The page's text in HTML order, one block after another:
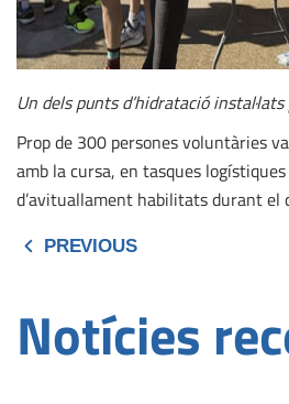
Un dels punts d’hidratació
Prop de 300 persones voluntàries
amb la cursa, en tasques
d’avituallament habilitats durant el
PREVIOUS
Notícies